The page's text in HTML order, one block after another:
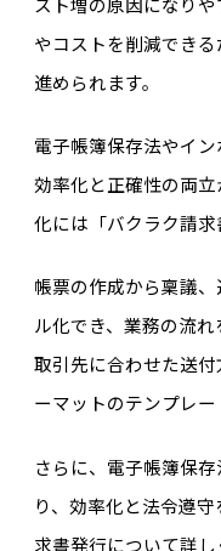
やコストを削減でき
進められます。
電子帳簿保存法やイ
効率化と正確性の両
化には「バクラク請求
帳票の作成から稟議
ル化でき、業務の流れ
取引先に合わせた送
ーマットのテンプレー
さらに、電子帳簿保
り、効率化と法令遵
求書発行について詳